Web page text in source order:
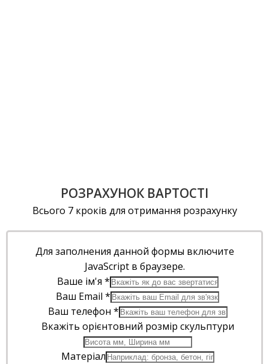
РОЗРАХУНОК ВАРТОСТІ
Всього 7 кроків для отримання розрахунку
Для заполнения данной формы включите
JavaScript в браузере.
Ваше ім'я *
Ваш Email *
Ваш телефон *
Вкажіть орієнтовний розмір скульптури
Матеріал